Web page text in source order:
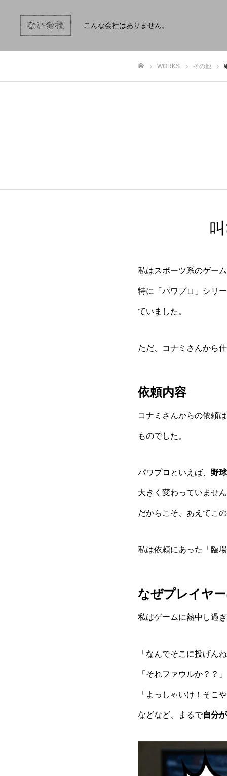
こんな会社はありません。
WORKS その他
私はスポーツ系のゲー
特に「パワプロ」シリ
ていました。
ただ、コナミさんから
依頼内容
コナミさんからの依頼は
ものでした。
パワプロといえば、 野
大きく変わっていませ
だからこそ、あえてこ
私は依頼にあった「臨
なぜプレイヤ
私はゲームに熱中し過
「なんでそこに投げん
「それファウルか？？」
「よっしゃいけ！そこ
などなど、まるで自分